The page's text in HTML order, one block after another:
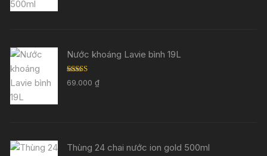
Nước khoáng Lavie bình 19L
Được xếp
hạng5.00
69.000₫
Thùng 24 chai nước ion gold 500ml